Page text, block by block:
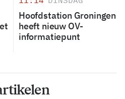
Hoofdstation Groningen
heeft nieuw OV-
informatiepunt